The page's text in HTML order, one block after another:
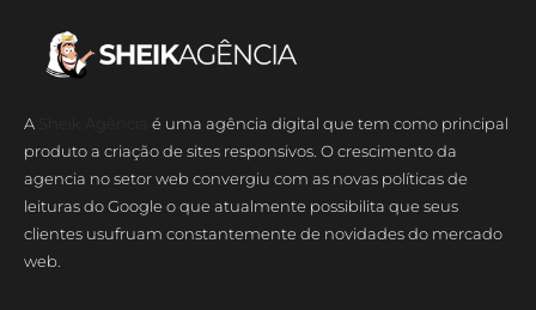
A
é uma agência digital que tem como principal
produto a criação de sites responsivos. O crescimento da
agencia no setor web convergiu com as novas políticas de
leituras do Google o que atualmente possibilita que seus
clientes usufruam constantemente de novidades do mercado
web.